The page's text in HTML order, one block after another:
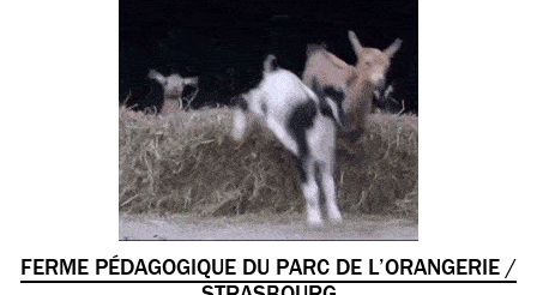
FERME PÉDAGOGIQUE DU PARC DE L’ORANGERIE /